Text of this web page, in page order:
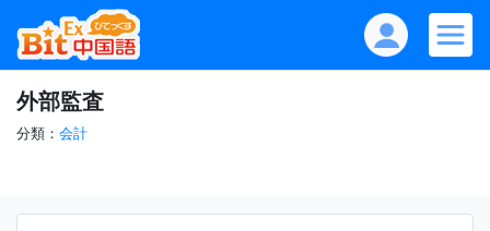
外部監査
分類： 会計